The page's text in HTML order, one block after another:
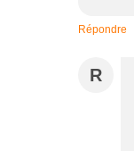
Répondre
R